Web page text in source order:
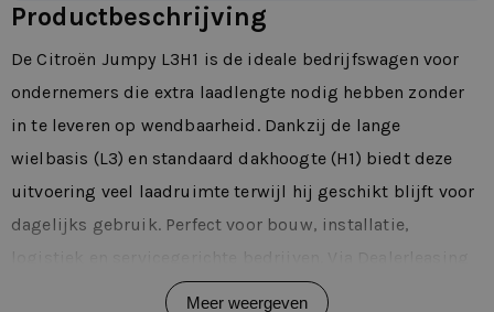
Productbeschrijving
De Citroën Jumpy L3H1 is de ideale bedrijfswagen voor
ondernemers die extra laadlengte nodig hebben zonder
in te leveren op wendbaarheid. Dankzij de lange
wielbasis (L3) en standaard dakhoogte (H1) biedt deze
uitvoering veel laadruimte terwijl hij geschikt blijft voor
dagelijks gebruik. Perfect voor bouw, installatie,
lease je de Jumpy L3H1 flexibel van 1 tot 72 maanden.
Meer weergeven